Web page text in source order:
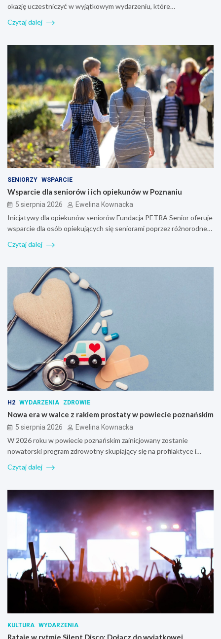
okazję uczestniczyć w wyjątkowym wydarzeniu, które…
Czytaj dalej
SENIORZY WSPARCIE
Wsparcie dla seniorów i ich opiekunów w Poznaniu
5 sierpnia 2026 Ewelina Kownacka
Inicjatywy dla opiekunów seniorów Fundacja PETRA Senior oferuje
wsparcie dla osób opiekujących się seniorami poprzez różnorodne…
Czytaj dalej
H2 WYDARZENIA ZDROWIE
Nowa era w walce z rakiem prostaty w powiecie poznańskim
5 sierpnia 2026 Ewelina Kownacka
W 2026 roku w powiecie poznańskim zainicjowany zostanie
nowatorski program zdrowotny skupiający się na profilaktyce i…
Czytaj dalej
KULTURA WYDARZENIA
Rataje w rytmie Silent Disco: Dołącz do wyjątkowej